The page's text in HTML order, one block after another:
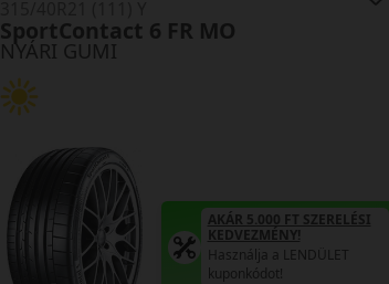
NYÁRI GUMI
SportContact 6 FR MO
AKÁR 5.000 FT SZERELÉSI
KEDVEZMÉNY!
Használja a LENDÜLET
kuponkódot!